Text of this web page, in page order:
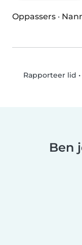
Oppassers ·
Rapporteer lid •
Ben